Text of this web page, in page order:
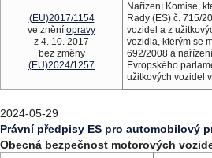
(EU)2017/1154
ve znění opravy
z 4. 10. 2017
bez změny
(EU)2024/1257
Nařízení Komise,
Rady (ES) č. 715/
vozidel a z
vozidla, kterým se
692/2008 a
Evropského
užitkových vozidel
2024-05-29
Právní předpisy ES pro automobilový
Obecná bezpečnost motorových